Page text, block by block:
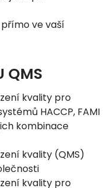
ve vaší
QMS
kvality pro
HACCP, FAMI
kombinace
kvality (QMS)
kvality pro